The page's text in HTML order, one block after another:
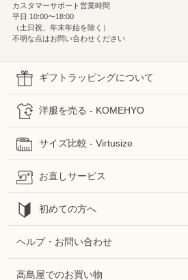
カスタマーサポート営業時間
平日 10:00〜18:00
（土日祝、年末年始を除く）
不明な点はお問い合わせください
ギフトラッピングについて
洋服を売る - KOMEHYO
サイズ比較 - Virtusize
お直しサービス
初めての方へ
ヘルプ・お問い合わせ
高島屋でのお買い物